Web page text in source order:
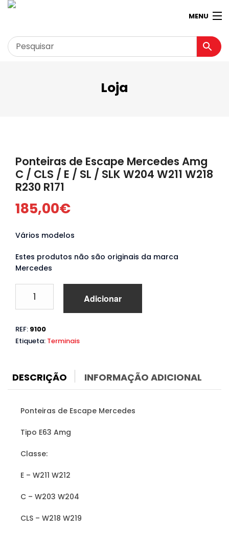
MENU
Garagem
Loja Virtual 360º
Loja
Ponteiras de Escape Mercedes Amg
C / CLS / E / SL / SLK W204 W211 W218
R230 R171
185,00€
Vários modelos
Estes produtos não são originais da marca
Mercedes
Ponteiras
Escape
Mercedes
/
SL
SLK
W211
R230
Adicionar
REF: 9100
Etiqueta: Terminais
DESCRIÇÃO INFORMAÇÃO ADICIONAL
Ponteiras de Escape Mercedes
Tipo E63 Amg
Classe:
E – W211 W212
C – W203 W204
CLS – W218 W219